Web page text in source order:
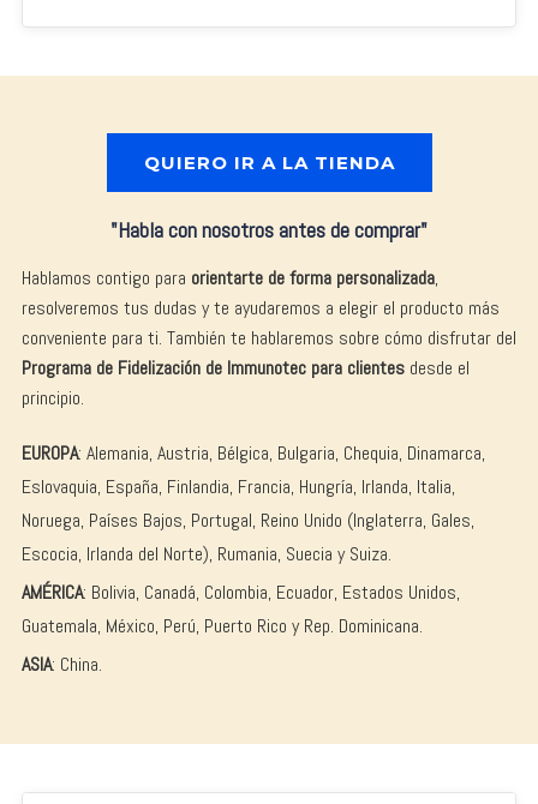
QUIERO IR A LA TIENDA
"Habla con nosotros antes de comprar"
Hablamos contigo para orientarte de forma personalizada,
resolveremos tus dudas y te ayudaremos a elegir el producto más
conveniente para ti. También te hablaremos sobre cómo disfrutar del
Programa de Fidelización de Immunotec para clientesdesde el
principio.
EUROPA: Alemania, Austria, Bélgica, Bulgaria, Chequia, Dinamarca,
Eslovaquia, España, Finlandia, Francia, Hungría, Irlanda, Italia,
Noruega, Países Bajos, Portugal, Reino Unido (Inglaterra, Gales,
Escocia, Irlanda del Norte), Rumania, Suecia y Suiza.
AMÉRICA: Bolivia, Canadá, Colombia, Ecuador, Estados Unidos,
Guatemala, México, Perú, Puerto Rico y Rep. Dominicana.
ASIA: China.